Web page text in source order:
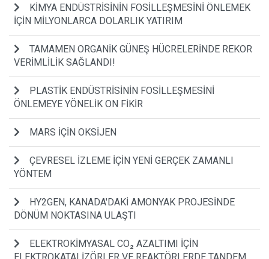
KİMYA ENDÜSTRİSİNİN FOSİLLEŞMESİNİ ÖNLEMEK
İÇİN MİLYONLARCA DOLARLIK YATIRIM
TAMAMEN ORGANİK GÜNEŞ HÜCRELERİNDE REKOR
VERİMLİLİK SAĞLANDI!
PLASTİK ENDÜSTRİSİNİN FOSİLLEŞMESİNİ
ÖNLEMEYE YÖNELİK ON FİKİR
MARS İÇİN OKSİJEN
ÇEVRESEL İZLEME İÇİN YENİ GERÇEK ZAMANLI
YÖNTEM
HY2GEN, KANADA'DAKİ AMONYAK PROJESİNDE
DÖNÜM NOKTASINA ULAŞTI
ELEKTROKİMYASAL CO₂ AZALTIMI İÇİN